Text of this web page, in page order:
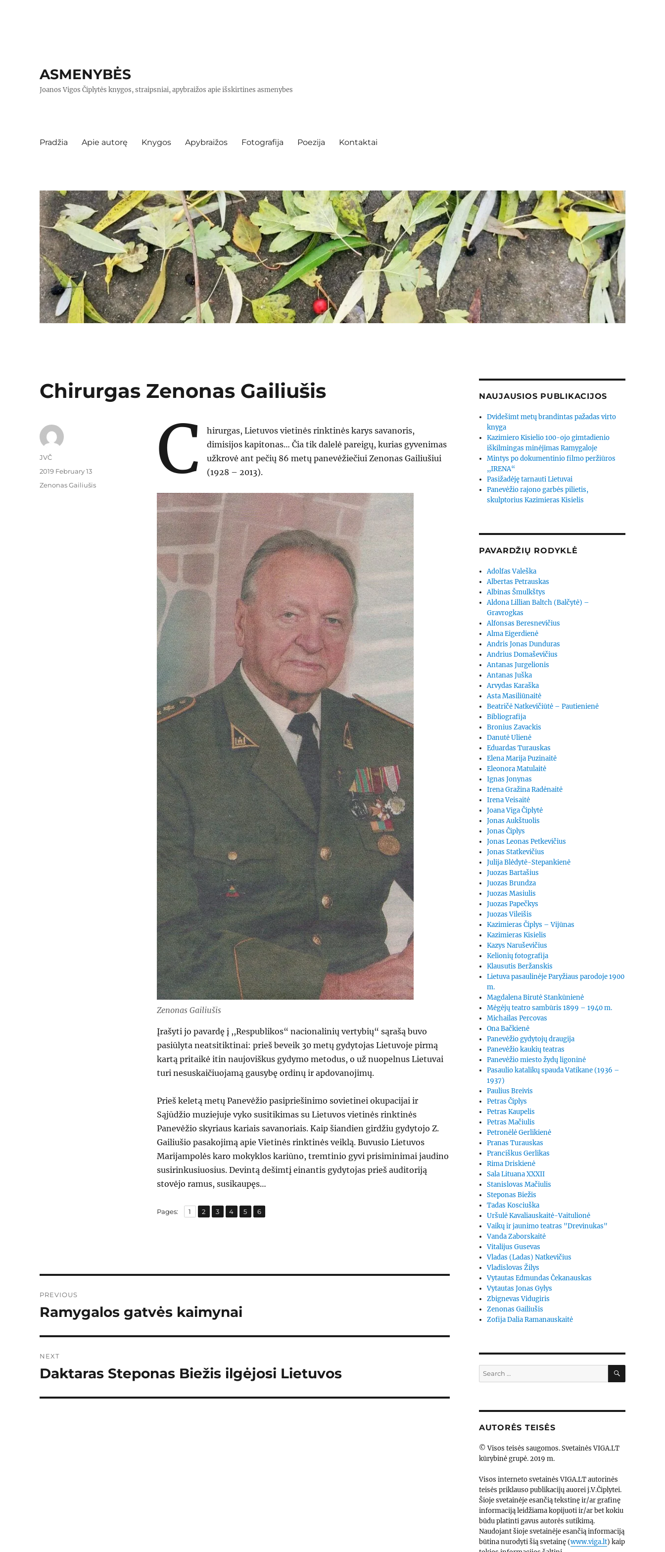
ASMENYBĖS
Joanos Vigos Čiplytės knygos, straipsniai, apybraižos apie išskirtines asmenybes
Pradžia Apie autorę Knygos Apybraižos Fotografija Poezija Kontaktai
Chirurgas Zenonas Gailiušis
C
hirurgas, Lietuvos vietinės rinktinės karys savanoris,
dimisijos kapitonas… Čia tik dalelė pareigų, kurias gyvenimas
užkrovė ant pečių 86 metų panevėžiečiui Zenonas Gailiušiui
(1928 – 2013).
Zenonas Gailiušis
Įrašyti jo pavardę į ,,Respublikos“ nacionalinių vertybių“ sąrašą buvo
pasiūlyta neatsitiktinai: prieš beveik 30 metų gydytojas Lietuvoje pirmą
kartą pritaikė itin naujoviškus gydymo metodus, o už nuopelnus Lietuvai
turi nesuskaičiuojamą gausybę ordinų ir apdovanojimų.
Prieš keletą metų Panevėžio pasipriešinimo sovietinei okupacijai ir
Sąjūdžio muziejuje vyko susitikimas su Lietuvos vietinės rinktinės
Panevėžio skyriaus kariais savanoriais. Kaip šiandien girdžiu gydytojo Z.
Gailiušio pasakojimą apie Vietinės rinktinės veiklą. Buvusio Lietuvos
Marijampolės karo mokyklos kariūno, tremtinio gyvi prisiminimai jaudino
susirinkusiuosius. Devintą dešimtį einantis gydytojas prieš auditoriją
stovėjo ramus, susikaupęs…
Pages: Page
1 ,
Page
2 ,
Page
3 ,
Page
4 ,Page
5 ,
Page
6
Author
JVČ
Posted
on
2019 February 13
Categories
Zenonas Gailiušis
navigation
PREVIOUS
Previous
Ramygalos gatvės kaimynai
NEXT
Next
Daktaras Steponas Biežis ilgėjosi Lietuvos
NAUJAUSIOS PUBLIKACIJOS
Dvidešimt metų brandintas pažadas virto
knyga
Kazimiero Kisielio 100-ojo gimtadienio
iškilmingas minėjimas Ramygaloje
Mintys po dokumentinio filmo peržiūros
,,IRENA“
Pasižadėję tarnauti Lietuvai
Panevėžio rajono garbės pilietis,
skulptorius Kazimieras Kisielis
PAVARDŽIŲ RODYKLĖ
Adolfas Valeška
Albertas Petrauskas
Albinas Šmulkštys
Aldona Lillian Baltch (Balčytė) –
Gravrogkas
Alfonsas Beresnevičius
Alma Eigerdienė
Andris Jonas Dunduras
Andrius Domaševičius
Antanas Jurgelionis
Antanas Juška
Arvydas Karaška
Asta Masiliūnaitė
Beatričė Natkevičiūtė – Pautienienė
Bibliografija
Bronius Zavackis
Danutė Ulienė
Eduardas Turauskas
Elena Marija Puzinaitė
Eleonora Matulaitė
Ignas Jonynas
Irena Gražina Radėnaitė
Irena Veisaitė
Joana Viga Čiplytė
Jonas Aukštuolis
Jonas Čiplys
Jonas Leonas Petkevičius
Jonas Statkevičius
Julija Blėdytė-Stepankienė
Juozas Bartašius
Juozas Brundza
Juozas Masiulis
Juozas Papečkys
Juozas Vileišis
Kazimieras Čiplys – Vijūnas
Kazimieras Kisielis
Kazys Naruševičius
Kelionių fotografija
Klausutis Beržanskis
Lietuva pasaulinėje Paryžiaus parodoje 1900
m.
Magdalena Birutė Stankūnienė
Mėgėjų teatro sambūris 1899 – 1940 m.
Michailas Percovas
Ona Bačkienė
Panevėžio gydytojų draugija
Panevėžio kaukių teatras
Panevėžio miesto žydų ligoninė
Pasaulio katalikų spauda Vatikane (1936 –
1937)
Paulius Breivis
Petras Čiplys
Petras Kaupelis
Petras Mačiulis
Petronėlė Gerlikienė
Pranas Turauskas
Pranciškus Gerlikas
Rima Driskienė
Sala Lituana XXXII
Stanislovas Mačiulis
Steponas Biežis
Tadas Kosciuška
Uršulė Kavaliauskaitė-Vaitulionė
Vaikų ir jaunimo teatras "Drevinukas"
Vanda Zaborskaitė
Vitalijus Gusevas
Vladas (Ladas) Natkevičius
Vladislovas Žilys
Vytautas Edmundas Čekanauskas
Vytautas Jonas Gylys
Zbignevas Vidugiris
Zenonas Gailiušis
Zofija Dalia Ramanauskaitė
Search
for:
SEARCH
AUTORĖS TEISĖS
© Visos teisės saugomos. Svetainės VIGA.LT
kūrybinė grupė. 2019 m.
Visos interneto svetainės VIGA.LT autorinės
teisės priklauso publikacijų auorei j.V.Čiplytei.
Šioje svetainėje esančią tekstinę ir/ar grafinę
informaciją leidžiama kopijuoti ir/ar bet kokiu
būdu platinti gavus autorės sutikimą.
Naudojant šioje svetainėje esančią informaciją
būtina nurodyti šią svetainę (www.viga.lt) kaip